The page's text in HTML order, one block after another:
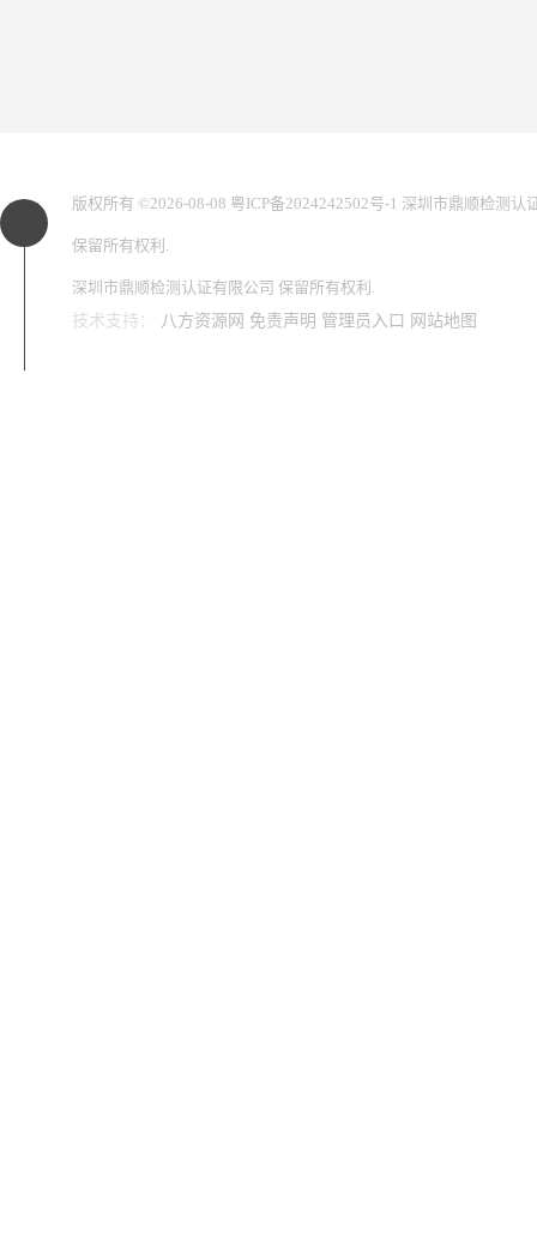
版权所有 ©2026-08-08 粤ICP备2024242502号-1 深圳市鼎顺检测认
保留所有权利.
深圳市鼎顺检测认证有限公司 保留所有权利.
技术支持：
八方资源网 免责声明 管理员入口 网站地图